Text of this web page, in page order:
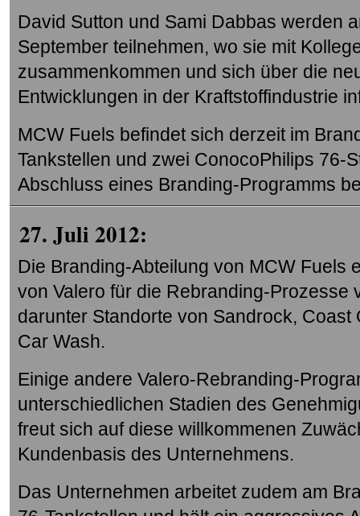
David Sutton und Sami Dabbas werden
September teilnehmen, wo sie mit
zusammenkommen und sich über die
Entwicklungen in der Kraftstoffindustrie
MCW Fuels befindet sich derzeit im
Tankstellen und zwei ConocoPhilips 76-
Abschluss eines Branding-Programms
27. Juli 2012:
Die Branding-Abteilung von MCW Fuels
von Valero für die Rebranding-Prozesse
darunter Standorte von Sandrock,
Car Wash.
Einige andere Valero-Rebranding-
unterschiedlichen Stadien des
freut sich auf diese willkommenen
Kundenbasis des Unternehmens.
Das Unternehmen arbeitet zudem am